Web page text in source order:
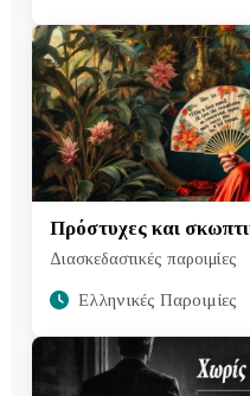
Πρόστυχες και
Διασκεδαστικές παροιμίες
Ελληνικές Παροιμίες